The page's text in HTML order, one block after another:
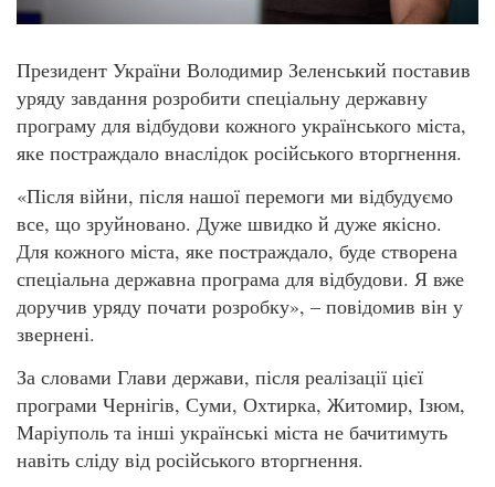
Президент України Володимир Зеленський поставив
уряду завдання розробити спеціальну державну
програму для відбудови кожного українського міста,
яке постраждало внаслідок російського вторгнення.
«Після війни, після нашої перемоги ми відбудуємо
все, що зруйновано. Дуже швидко й дуже якісно.
Для кожного міста, яке постраждало, буде створена
спеціальна державна програма для відбудови. Я вже
доручив уряду почати розробку», – повідомив він у
звернені.
За словами Глави держави, після реалізації цієї
програми Чернігів, Суми, Охтирка, Житомир, Ізюм,
Маріуполь та інші українські міста не бачитимуть
навіть сліду від російського вторгнення.